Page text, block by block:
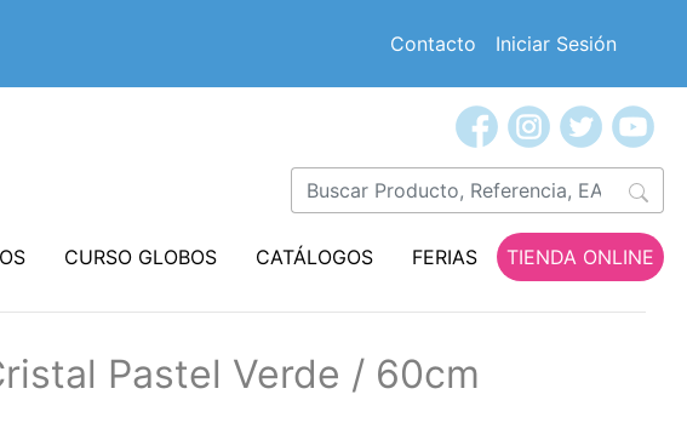
Contacto Iniciar Sesión
CURSO GLOBOS CATÁLOGOS FERIAS TIENDA ONLINE
Pastel Verde / 60cm